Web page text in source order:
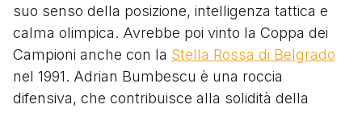
suo senso della posizione, intelligenza tattica e
calma olimpica. Avrebbe poi vinto la Coppa dei
Campioni anche con la Stella Rossa di Belgrado
nel 1991. Adrian Bumbescu è una roccia
difensiva, che contribuisce alla solidità della